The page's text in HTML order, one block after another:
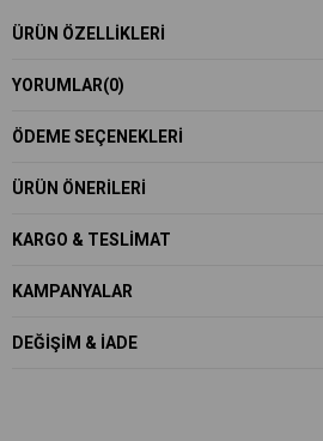
ÜRÜN ÖZELLIKLERI
YORUMLAR(0)
ÖDEME SEÇENEKLERI
ÜRÜN ÖNERILERI
KARGO & TESLIMAT
KAMPANYALAR
DEĞIŞIM & İADE